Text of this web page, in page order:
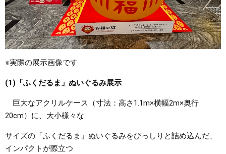
※実際の展示画像です
(1)「ふくだるま」ぬいぐるみ展示
巨大なアクリルケース（寸法：高さ1.1m×横幅2m×奥行
20cm）に、大小様々な
サイズの「ふくだるま」ぬいぐるみをびっしりと詰め込んだ、
インパクトが際立つ